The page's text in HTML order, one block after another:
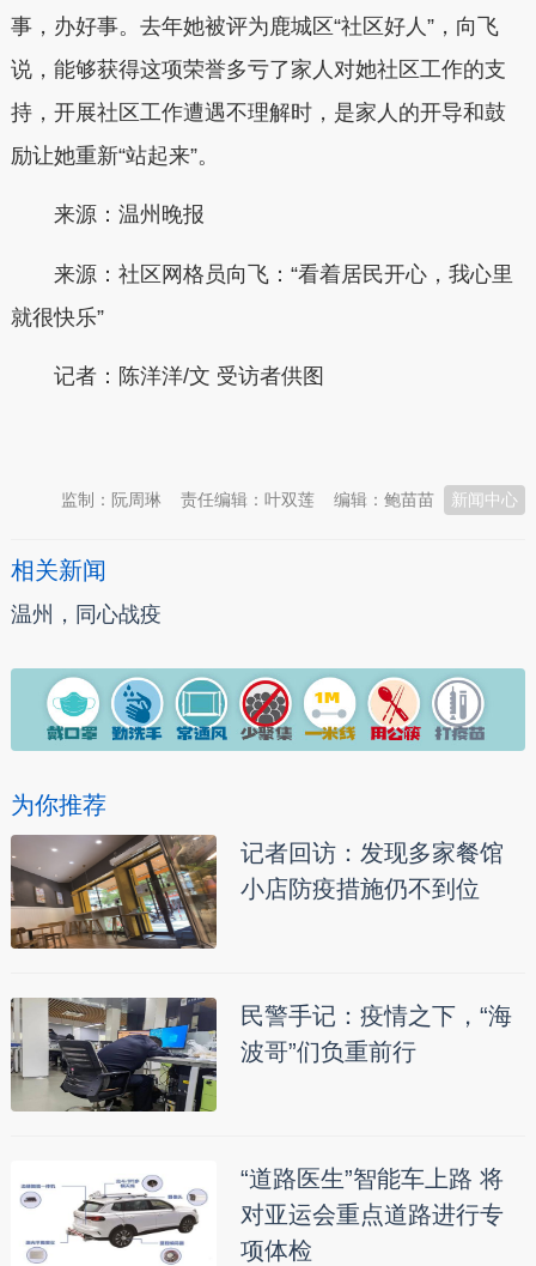
事，办好事。去年她被评为鹿城区“社区好人”，向飞
说，能够获得这项荣誉多亏了家人对她社区工作的支
持，开展社区工作遭遇不理解时，是家人的开导和鼓
励让她重新“站起来”。
来源：温州晚报
来源：社区网格员向飞：“看着居民开心，我心里
就很快乐”
记者：陈洋洋/文 受访者供图
新闻中心
编辑：鲍苗苗
责任编辑：叶双莲
监制：阮周琳
相关新闻
温州，同心战疫
为你推荐
记者回访：发现多家餐馆
小店防疫措施仍不到位
民警手记：疫情之下，“海
波哥”们负重前行
“道路医生”智能车上路 将
对亚运会重点道路进行专
项体检